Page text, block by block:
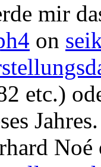
mir
on
etc.)
Noé